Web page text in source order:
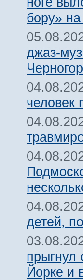
бору»
джаз-
человек
детей,
прыгнул
Йорке и